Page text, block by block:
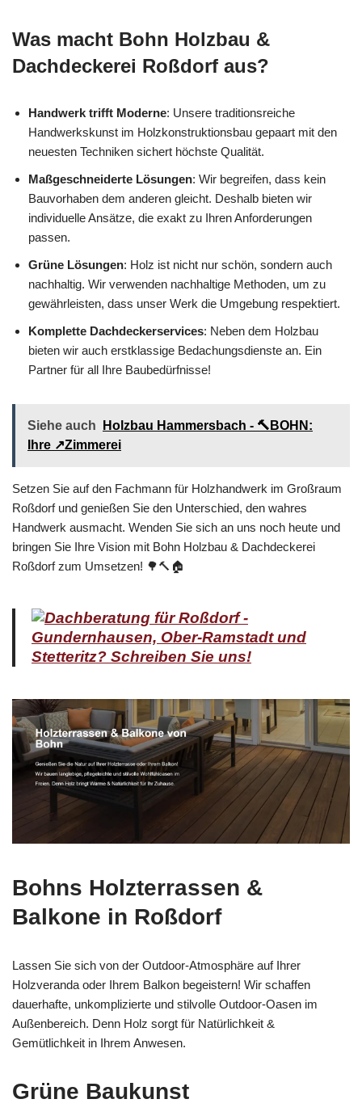
Was macht Bohn Holzbau &
Dachdeckerei Roßdorf aus?
Handwerk trifft Moderne: Unsere traditionsreiche
Handwerkskunst im Holzkonstruktionsbau gepaart mit den
neuesten Techniken sichert höchste Qualität.
Maßgeschneiderte Lösungen: Wir begreifen, dass kein
Bauvorhaben dem anderen gleicht. Deshalb bieten wir
individuelle Ansätze, die exakt zu Ihren Anforderungen
passen.
Grüne Lösungen: Holz ist nicht nur schön, sondern auch
nachhaltig. Wir verwenden nachhaltige Methoden, um zu
gewährleisten, dass unser Werk die Umgebung respektiert.
Komplette Dachdeckerservices: Neben dem Holzbau
bieten wir auch erstklassige Bedachungsdienste an. Ein
Partner für all Ihre Baubedürfnisse!
Siehe auch
Holzbau Hammersbach - 🔨BOHN:
Ihre ↗️Zimmerei
Setzen Sie auf den Fachmann für Holzhandwerk im Großraum
Roßdorf und genießen Sie den Unterschied, den wahres
Handwerk ausmacht. Wenden Sie sich an uns noch heute und
bringen Sie Ihre Vision mit Bohn Holzbau & Dachdeckerei
Roßdorf zum Umsetzen! 🌳🔨🏠
Bohns Holzterrassen &
Balkone in Roßdorf
Lassen Sie sich von der Outdoor-Atmosphäre auf Ihrer
Holzveranda oder Ihrem Balkon begeistern! Wir schaffen
dauerhafte, unkomplizierte und stilvolle Outdoor-Oasen im
Außenbereich. Denn Holz sorgt für Natürlichkeit &
Gemütlichkeit in Ihrem Anwesen.
Grüne Baukunst